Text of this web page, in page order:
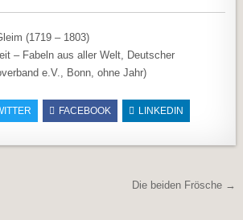
(1719 – 1803)
– Fabeln aus aller Welt, Deutscher
e.V., Bonn, ohne Jahr)
FACEBOOK LINKEDIN
Die beiden Frösche →